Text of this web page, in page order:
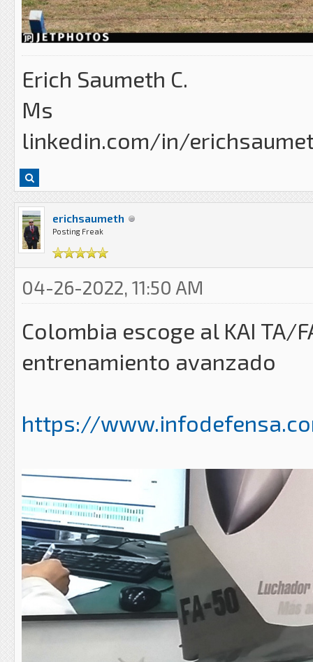
Erich Saumeth C.
Ms
linkedin.com/in/
erichsaumeth
Posting Freak
04-26-2022, 11:50 AM
Colombia escoge al KAI TA/
entrenamiento avanzado
https://